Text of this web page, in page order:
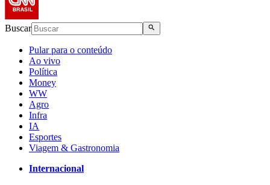
Buscar
Pular para o conteúdo
Ao vivo
Política
Money
WW
Agro
Infra
IA
Esportes
Viagem & Gastronomia
Internacional